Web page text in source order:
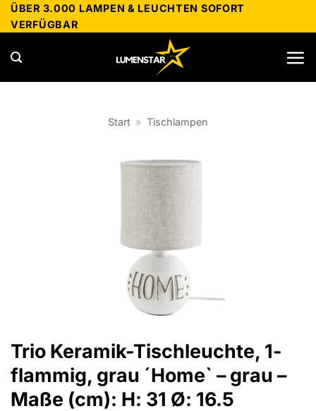
Zum
Inhalt
springen
ÜBER 3.000 LAMPEN & LEUCHTEN SOFORT
VERFÜGBAR
Start » Tischlampen
Trio Keramik-Tischleuchte, 1-
flammig, grau ´Home` – grau –
Maße (cm): H: 31 Ø: 16.5